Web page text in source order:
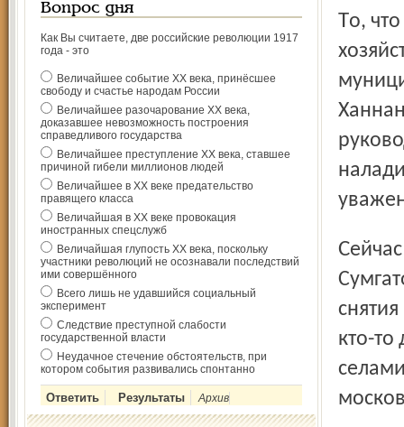
Вопрос дня
Как Вы считаете, две российские революции 1917
года - это
Величайшее событие ХХ века, принёсшее
свободу и счастье народам России
Величайшее разочарование ХХ века,
доказавшее невозможность построения
справедливого государства
Величайшее преступление ХХ века, ставшее
причиной гибели миллионов людей
Величайшее в ХХ веке предательство
правящего класса
Величайшая в ХХ веке провокация
иностранных спецслужб
Величайшая глупость ХХ века, поскольку
участники революций не осознавали последствий
ими совершённого
Всего лишь не удавшийся социальный
эксперимент
Следствие преступной слабости
государственной власти
Неудачное стечение обстоятельств, при
котором события развивались спонтанно
Архив
То, что называется «социалкой», здесь, как и в других
Сейчас «Ново» в ожидании. К началу апреля Равил
кто-то